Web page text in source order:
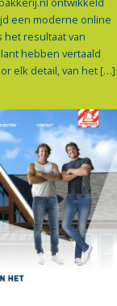
een moderne online
het resultaat van
hebben vertaald
elk detail, van het […]